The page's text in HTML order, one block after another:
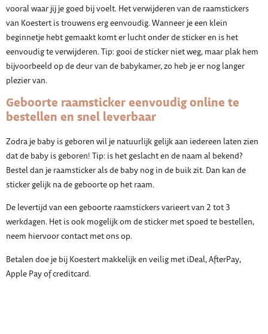
vooral waar jij je goed bij voelt. Het verwijderen van de raamstickers
van Koestert is trouwens erg eenvoudig. Wanneer je een klein
beginnetje hebt gemaakt komt er lucht onder de sticker en is het
eenvoudig te verwijderen. Tip: gooi de sticker niet weg, maar plak hem
bijvoorbeeld op de deur van de babykamer, zo heb je er nog langer
plezier van.
Geboorte raamsticker eenvoudig online te
bestellen en snel leverbaar
Zodra je baby is geboren wil je natuurlijk gelijk aan iedereen laten zien
dat de baby is geboren! Tip: is het geslacht en de naam al bekend?
Bestel dan je raamsticker als de baby nog in de buik zit. Dan kan de
sticker gelijk na de geboorte op het raam.
De levertijd van een geboorte raamstickers varieert van 2 tot 3
werkdagen. Het is ook mogelijk om de sticker met spoed te bestellen,
neem hiervoor contact met ons op.
Betalen doe je bij Koestert makkelijk en veilig met iDeal, AfterPay,
Apple Pay of creditcard.